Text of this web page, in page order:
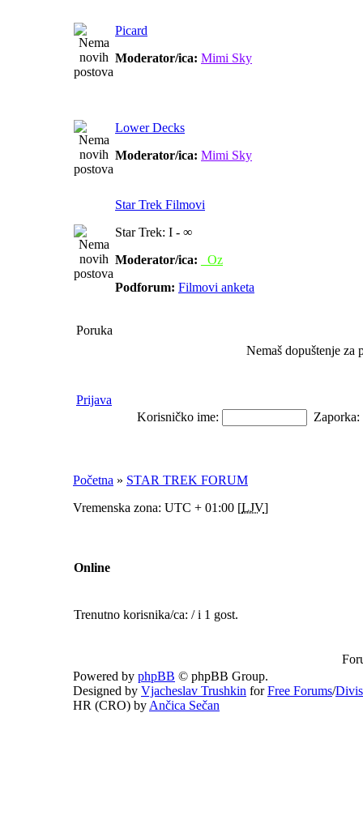
Picard
Moderator/ica: Mimi Sky
Lower Decks
Moderator/ica: Mimi Sky
Star Trek Filmovi
Star Trek: I - ∞
Moderator/ica:
_Oz
Podforum: Filmovi anketa
Poruka
Nemaš dopuštenje za
Prijava
Korisničko ime:
Zaporka:
Početna » STAR TREK FORUM
Vremenska zona: UTC + 01:00 [LJV]
Online
Trenutno korisnika/ca: / i 1 gost.
Powered by phpBB © phpBB Group.
Designed by Vjacheslav Trushkin forFree Forums/
HR (CRO) by Ančica Sečan